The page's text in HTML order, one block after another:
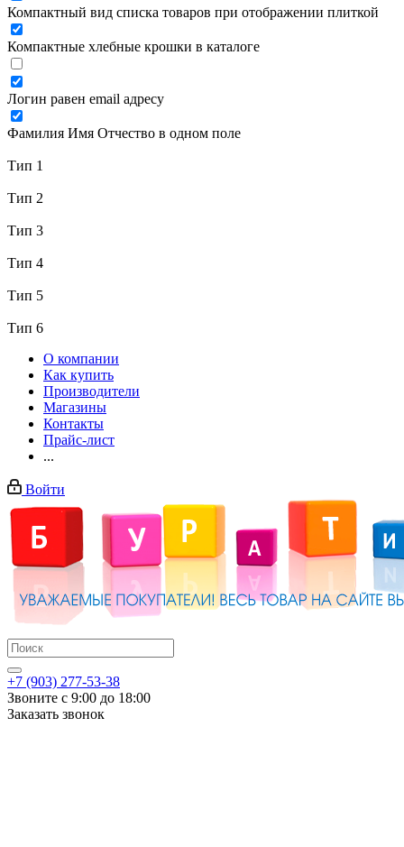
Компактный вид списка товаров при отображении плиткой
Компактные хлебные крошки в каталоге
Логин равен email адресу
Фамилия Имя Отчество в одном поле
Тип 1
Тип 2
Тип 3
Тип 4
Тип 5
Тип 6
О компании
Как купить
Производители
Магазины
Контакты
Прайс-лист
...
Войти
+7 (903) 277-53-38
Звоните с 9:00 до 18:00
Заказать звонок